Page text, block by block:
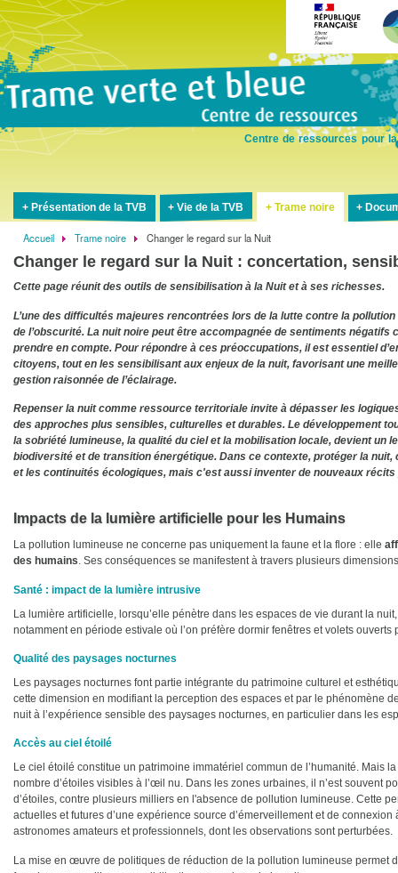
Centre de ressources pour
Présentation de la TVB Vie de la TVB Trame noire
Fil
d'Ariane
Accueil Trame noire Changer le regard sur la Nuit
Changer le regard sur la Nuit : concertation,
Cette page réunit des outils de sensibilisation à la Nuit et à ses richesses.
L’une des difficultés majeures rencontrées lors de la lutte contre la
de l’obscurité. La nuit noire peut être accompagnée de sentiments négatifs
prendre en compte. Pour répondre à ces préoccupations, il est essentiel
citoyens, tout en les sensibilisant aux enjeux de la nuit, favorisant une
gestion raisonnée de l’éclairage.
Repenser la nuit comme ressource territoriale invite à dépasser les
des approches plus sensibles, culturelles et durables. Le développement
la sobriété lumineuse, la qualité du ciel et la mobilisation locale, devient un
biodiversité et de transition énergétique. Dans ce contexte, protéger la
et les continuités écologiques, mais c'est aussi inventer de nouveaux
Impacts de la lumière artificielle pour les Humains
La pollution lumineuse ne concerne pas uniquement la faune et la flore : elle
des humains. Ses conséquences se manifestent à travers plusieurs
Santé : impact de la lumière intrusive
La lumière artificielle, lorsqu’elle pénètre dans les espaces de vie durant la
notamment en période estivale où l’on préfère dormir fenêtres et volets
Qualité des paysages nocturnes
Les paysages nocturnes font partie intégrante du patrimoine culturel et
cette dimension en modifiant la perception des espaces et par le phénomène
nuit à l’expérience sensible des paysages nocturnes, en particulier dans les
Accès au ciel étoilé
Le ciel étoilé constitue un patrimoine immatériel commun de l’humanité. Mais
nombre d’étoiles visibles à l’œil nu. Dans les zones urbaines, il n’est souvent
d’étoiles, contre plusieurs milliers en l'absence de pollution lumineuse. Cette
actuelles et futures d’une expérience source d’émerveillement et de
astronomes amateurs et professionnels, dont les observations sont perturbées.
La mise en œuvre de politiques de réduction de la pollution lumineuse permet